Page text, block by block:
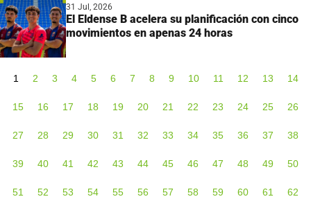
31 Jul, 2026
El Eldense B acelera su planificación con cinco
movimientos en apenas 24 horas
1 2 3 4 5 6 7 8 9 10 11 12 13 14
15 16 17 18 19 20 21 22 23 24 25 26
27 28 29 30 31 32 33 34 35 36 37 38
39 40 41 42 43 44 45 46 47 48 49 50
51 52 53 54 55 56 57 58 59 60 61 62